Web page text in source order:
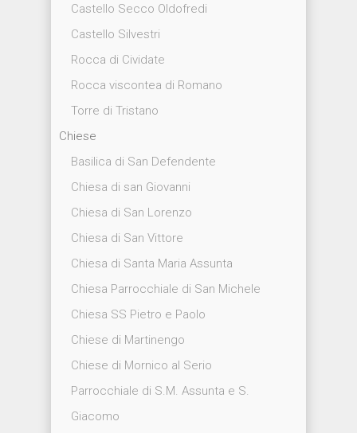
Castello Secco Oldofredi
Castello Silvestri
Rocca di Cividate
Rocca viscontea di Romano
Torre di Tristano
Chiese
Basilica di San Defendente
Chiesa di san Giovanni
Chiesa di San Lorenzo
Chiesa di San Vittore
Chiesa di Santa Maria Assunta
Chiesa Parrocchiale di San Michele
Chiesa SS Pietro e Paolo
Chiese di Martinengo
Chiese di Mornico al Serio
Parrocchiale di S.M. Assunta e S.
Giacomo